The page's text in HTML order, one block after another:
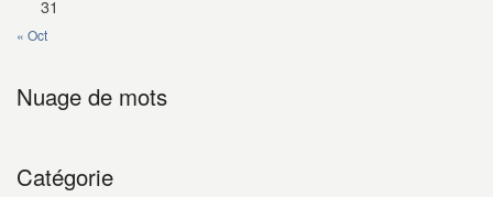
31
« Oct
Nuage de mots
Catégorie